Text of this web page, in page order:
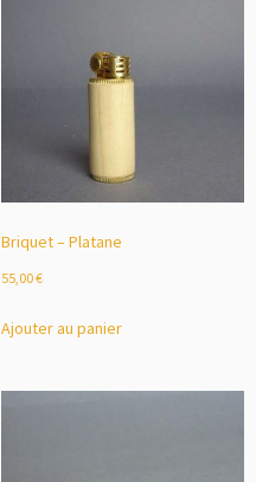
Briquet – Platane
55,00€
Ajouter au panier